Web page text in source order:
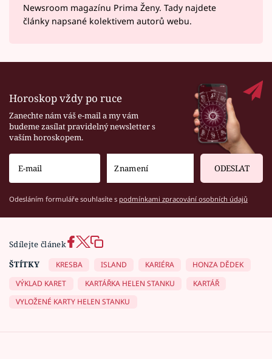
Newsroom magazínu Prima Ženy. Tady najdete
články napsané kolektivem autorů webu.
Horoskop vždy po ruce
Zanechte nám váš e-mail a my vám
budeme zasílat pravidelný newsletter s
vaším horoskopem.
ODESLAT
Odesláním formuláře souhlasíte s podmínkami zpracování osobních údajů
Sdílejte článek
ŠTÍTKY
KRESBA ISLAND KARIÉRA
HONZA DĚDEK
VÝKLAD KARET
KARTÁŘKA HELEN STANKU
KARTÁŘ
VYLOŽENÉ KARTY HELEN STANKU